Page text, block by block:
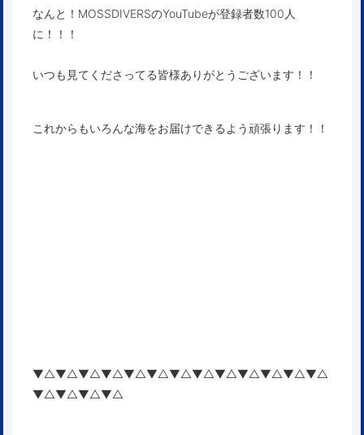
なんと！MOSSDIVERSのYouTubeが登録者数100人
に！！！
いつも見てくださってる皆様ありがとうございます！！
これからもいろんな海をお届けできるよう頑張ります！！
▼△▼△▼△▼△▼△▼△▼△▼△▼△▼△▼△▼△▼△
▼△▼△▼△▼△